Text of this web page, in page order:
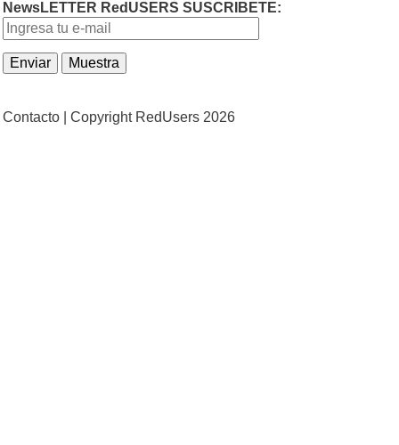
NewsLETTER RedUSERS SUSCRIBETE:
Contacto | Copyright RedUsers 2026